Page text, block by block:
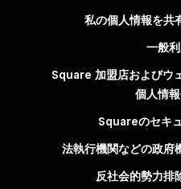
私の個人情報を共
一般
Square 加盟店およびウ
個人情
Squareのセキ
法執行機関などの政府
反社会的勢力排